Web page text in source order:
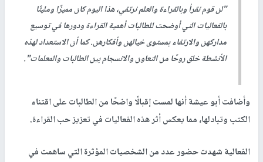
"لن قوم نقرأ وبالقراءة والعلم نرتقي، هذا اليوم كان مميزًا ومليئًا
بالفعاليات التي أوضحت للطالبات أهمية القراءة ودورها في توسيع
مداركهن والارتقاء بمستوى خيالهن وأفكارهن. كما أن الاستعداد لهذه
الأنشطة خلق روحًا من التعاون والانسجام بين الطالبات والمعلمات".
وأضافت أبو عيشة أنها لمست إقبالًا واضحًا من الطالبات على اقتناء
الكتب وتبادلها، مما يعكس أثر هذه الفعاليات في تعزيز حب القراءة.
الفعالية شهدت حضور عدد من الشخصيات المؤثرة التي ساهمت في